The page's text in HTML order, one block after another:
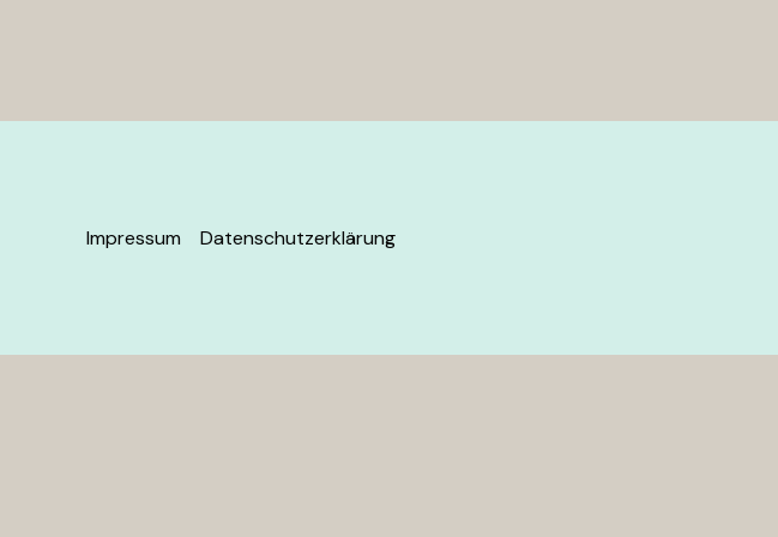
Impressum Datenschutzerklärung